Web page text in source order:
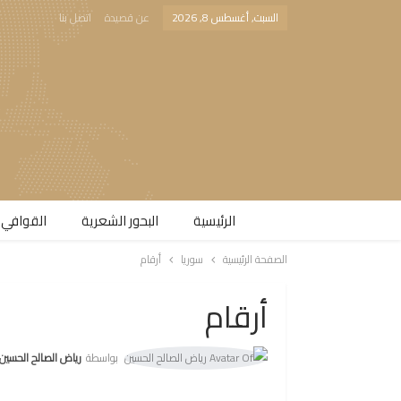
السبت, أغسطس 8, 2026 عن قصيدة اتصل بنا
الرئيسية البحور الشعرية​
الصفحة الرئيسية سوريا أرقام
أرقام
بواسطة رياض الصالح الحسين